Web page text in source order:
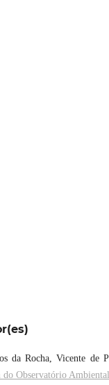
da Rocha, Vicente de
do Observatório